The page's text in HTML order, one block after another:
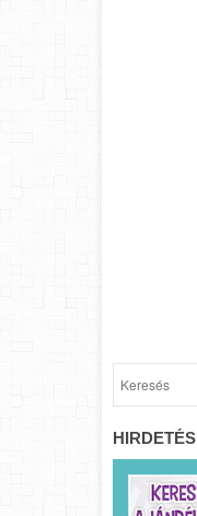
HIRDETÉS